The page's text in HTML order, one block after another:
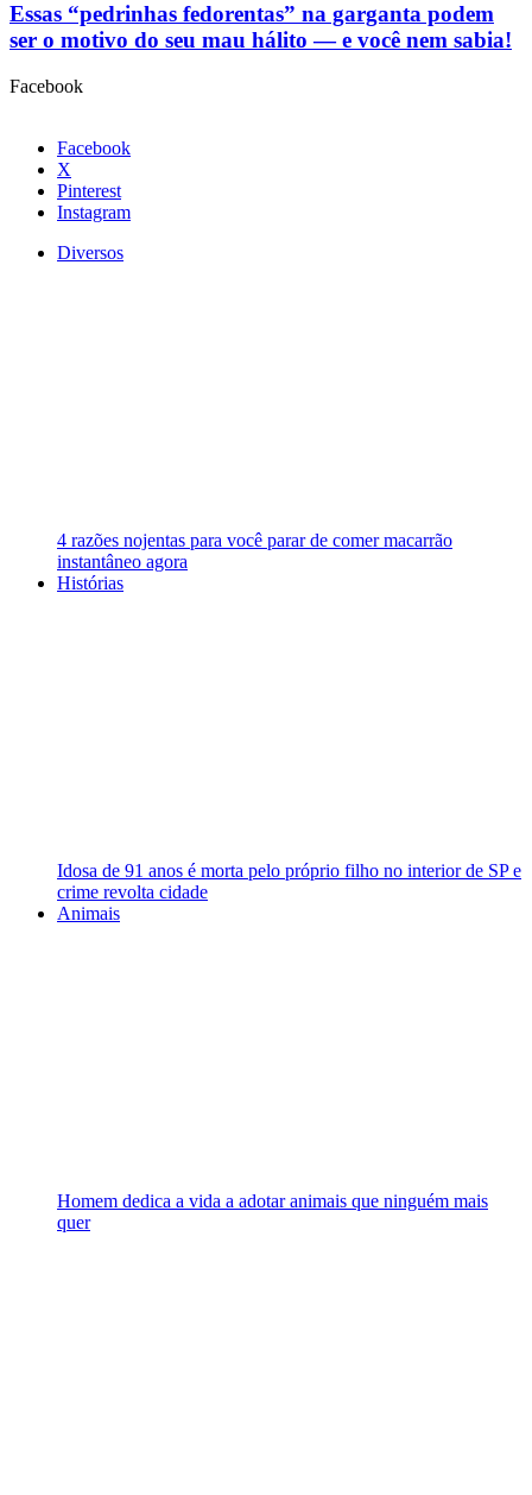
Essas “pedrinhas fedorentas” na garganta podem
ser o motivo do seu mau hálito — e você nem sabia!
Facebook
Facebook
X
Pinterest
Instagram
Diversos
4 razões nojentas para você parar de comer macarrão
instantâneo agora
Histórias
Idosa de 91 anos é morta pelo próprio filho no interior de SP e
crime revolta cidade
Animais
Homem dedica a vida a adotar animais que ninguém mais
quer